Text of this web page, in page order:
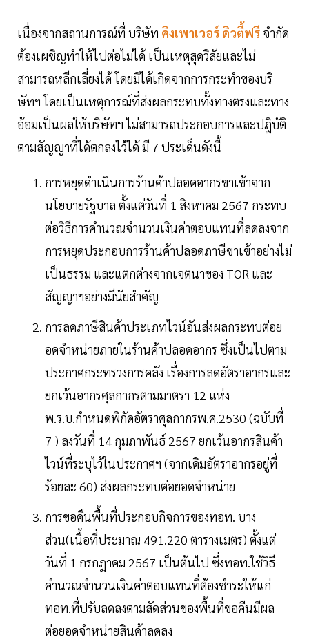
เนื่องจากสถานการณ์ที่ บริษัท คิงเพาเวอร์ ดิวตี้ฟรี จำกัด
ต้องเผชิญทำให้ไปต่อไม่ได้ เป็นเหตุสุดวิสัยและไม่
สามารถหลีกเลี่ยงได้ โดยมิได้เกิดจากการกระทำของบริ
ษัทฯ โดยเป็นเหตุการณ์ที่ส่งผลกระทบทั้งทางตรงและทาง
อ้อมเป็นผลให้บริษัทฯ ไม่สามารถประกอบการและปฎิบัติ
ตามสัญญาที่ได้ตกลงไว้ได้ มี 7 ประเด็นดังนี้
การหยุดดำเนินการร้านค้าปลอดอากรขาเข้าจาก
นโยบายรัฐบาล ตั้งแต่วันที่ 1 สิงหาคม 2567 กระทบ
ต่อวิธีการคำนวณจำนวนเงินค่าตอบแทนที่ลดลงจาก
การหยุดประกอบการร้านค้าปลอดภาษีขาเข้าอย่างไม่
เป็นธรรม และแตกต่างจากเจตนาของ TOR และ
สัญญาฯอย่างมีนัยสำคัญ
การลดภาษีสินค้าประเภทไวน์อันส่งผลกระทบต่อย
อดจำหน่ายภายในร้านค้าปลอดอากร ซึ่งเป็นไปตาม
ประกาศกระทรวงการคลัง เรื่องการลดอัตราอากรและ
ยกเว้นอากรศุลกากรตามมาตรา 12 แห่ง
พ.ร.บ.กำหนดพิกัดอัตราศุลกากรพ.ศ.2530 (ฉบับที่
7 ) ลงวันที่ 14 กุมภาพันธ์ 2567 ยกเว้นอากรสินค้า
ไวน์ที่ระบุไว้ในประกาศฯ (จากเดิมอัตราอากรอยู่ที่
ร้อยละ 60) ส่งผลกระทบต่อยอดจำหน่าย
การขอคืนพื้นที่ประกอบกิจการของทอท. บาง
ส่วน(เนื้อที่ประมาณ 491.220 ตารางเมตร) ตั้งแต่
วันที่ 1 กรกฎาคม 2567 เป็นต้นไป ซึ่งทอท.ใช้วิธี
คำนวณจำนวนเงินค่าตอบแทนที่ต้องชำระให้แก่
ทอท.ที่ปรับลดลงตามสัดส่วนของพื้นที่ขอคืนมีผล
ต่อยอดจำหน่ายสินค้าลดลง